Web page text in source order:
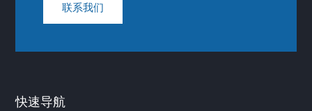
联系我们
快速导航